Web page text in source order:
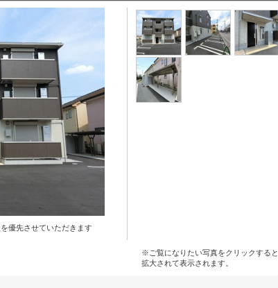
優先させていただきます
※ご覧になりたい写真をクリックすると
拡大されて表示されます。